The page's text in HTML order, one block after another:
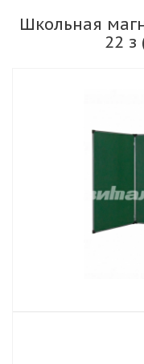
Школьная
22 з